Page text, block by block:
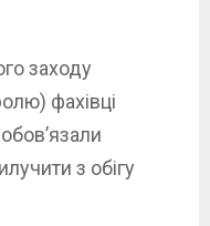
заходу
фахівці
з обігу